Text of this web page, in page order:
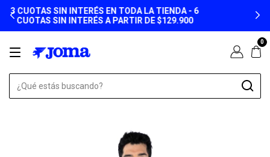
ENVÍO GRATIS A PARTIR DE $149.900
0